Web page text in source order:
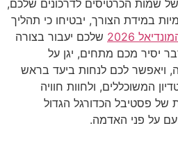
שמות הכרטיסים לדרכונים שלכם,
במידת הצורך, יבטיחו כי תהליך
2026
שלכם יעבור בצורה
יסיר מכם מתחים, יגן על
ויאפשר לכם לנחות ביעד בראש
המשוכללים, ולחוות חוויה
של פסטיבל הכדורגל הגדול
על פני האדמה.